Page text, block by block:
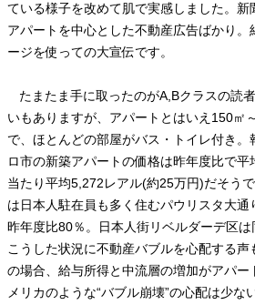
ている様子を改めて肌で実感しました。新
アパートを中心とした不動産広告ばかり
ージを使っての大宣伝です。
たまたま手に取ったのがA,Bクラスの読
いもありますが、アパートとはいえ 150㎡～
で、ほとんどの部屋がバス・トイレ付き。
ロ市の新築アパートの価格は昨年度比で平
当たり平均5,272レアル(約25万円)だそう
は日本人駐在員も多く住むパウリスタ大
昨年度比80％。日本人街リベルダーデ区は
こうした状況に不動産バブルを心配する
の場合、給与所得と中流層の増加がアパー
メリカのような“バブル崩壊”の心配は少な